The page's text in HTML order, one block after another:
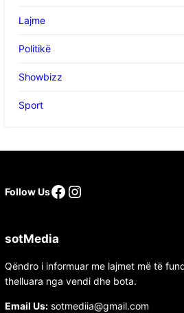
Lajme
Politikë
Showbizz
Sport
Follow Us
sotMedia
Qëndro i informuar me lajmet më të
thelluara nga vendi dhe bota.
Email Us:sotmediia@gmail.com